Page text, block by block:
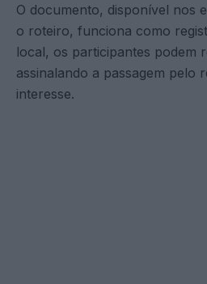
O documento, disponível nos
o roteiro, funciona como
local, os participantes podem
assinalando a passagem pelo
interesse.